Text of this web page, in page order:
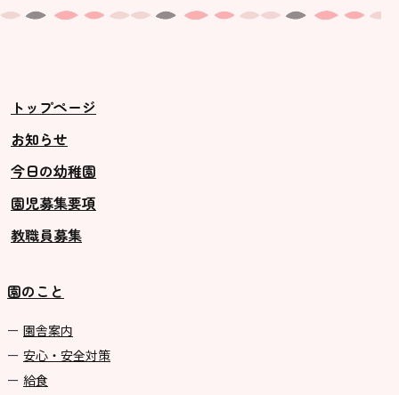
トップページ
お知らせ
今日の幼稚園
園児募集要項
教職員募集
園のこと
園舎案内
安心・安全対策
給食